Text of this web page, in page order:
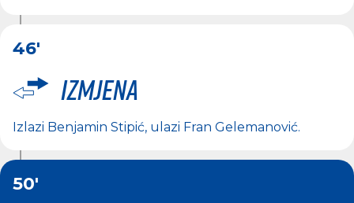
46'
Izmjena
Izlazi Benjamin Stipić, ulazi Fran Gelemanović.
50'